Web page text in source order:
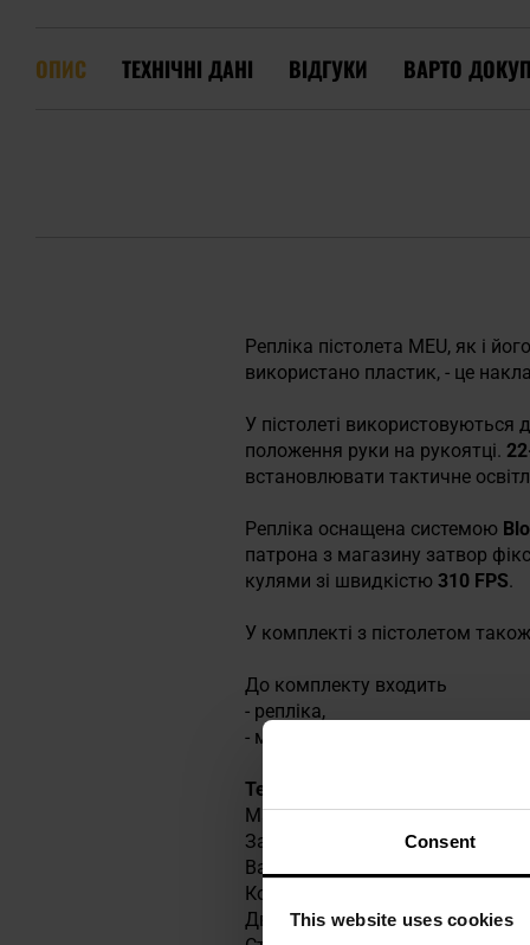
Consent
This website uses cookies
ОПИС ТЕХНІЧНІ ДАНІ ВІДГУКИ ВАРТО
Репліка пістолета MEU, як і
використано пластик, - це
У пістолеті використовуються
положення руки на рукоятці.
встановлювати тактичне
Репліка оснащена системою
патрона з магазину затвор
кулями зі швидкістю 310 FPS.
У комплекті з пістолетом
До комплекту входить
- репліка,
- магазин.
Технічні характеристики
Матеріал: метал та пластик
Загальна довжина: 220 мм
Вага: 1020 г
Колір: коричневий
Двигун: Зелений газ